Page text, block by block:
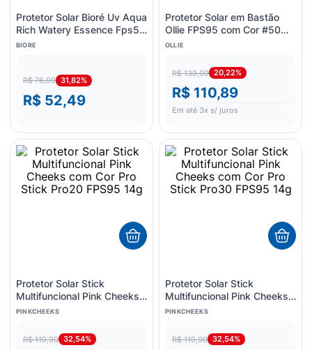
Protetor Solar Bioré Uv Aqua
Rich Watery Essence Fps50
50g
BIORE
R$ 76,99 31,82%
R$ 52,49
Protetor Solar em Bastão
Ollie FPS95 com Cor #50
15g
OLLIE
R$ 139,00 20,22%
R$ 110,89
Em até 3x s/ juros
Protetor Solar Stick
Multifuncional Pink Cheeks
com Cor Pro Stick Pro20
PINKCHEEKS
R$ 119,90 32,54%
Protetor Solar Stick
Multifuncional Pink Cheeks
com Cor Pro Stick Pro30
PINKCHEEKS
R$ 119,90 32,54%